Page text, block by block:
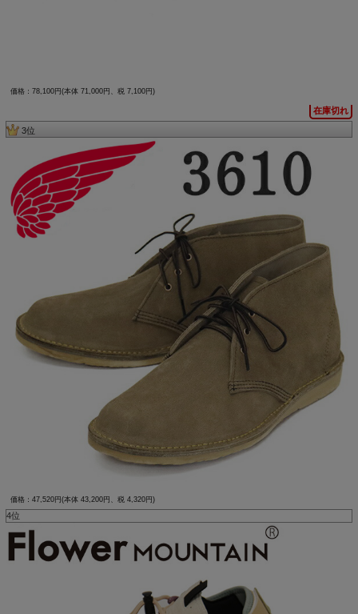
価格：78,100円(本体 71,000円、税 7,100円)
在庫切れ
3位
価格：47,520円(本体 43,200円、税 4,320円)
4位